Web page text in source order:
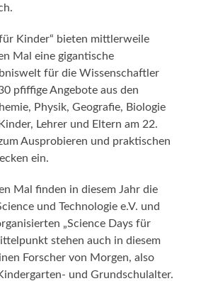
Kinder“ bieten mittlerweile
Mal eine gigantische
für die Wissenschaftler
pfiffige Angebote aus den
Physik, Geografie, Biologie
Lehrer und Eltern am 22.
Ausprobieren und praktischen
ein.
Mal finden in diesem Jahr die
und Technologie e.V. und
„Science Days für
stehen auch in diesem
Forscher von Morgen, also
und Grundschulalter.